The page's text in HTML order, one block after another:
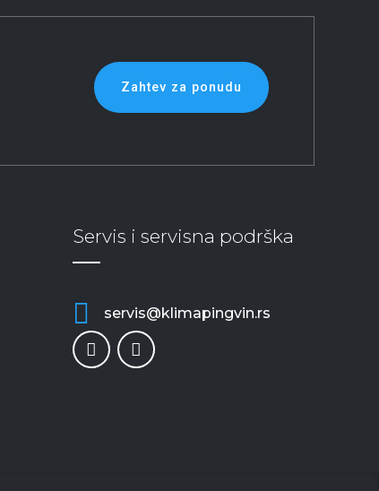
Zahtev za ponudu
Servis i servisna podrška
servis@klimapingvin.rs